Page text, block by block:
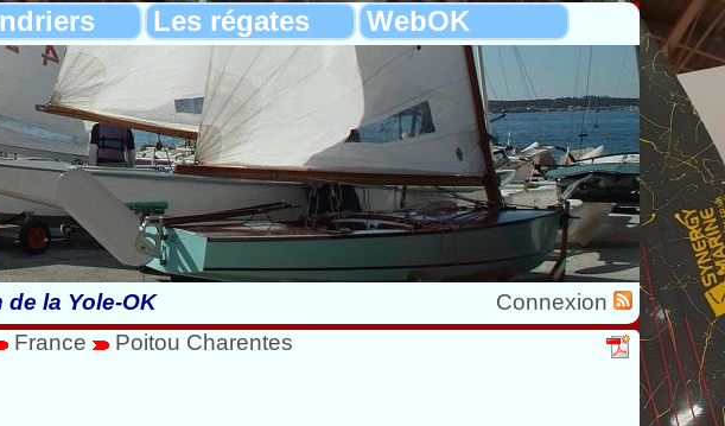
Les régates WebOK
la Yole-OK
Connexion
France Poitou Charentes